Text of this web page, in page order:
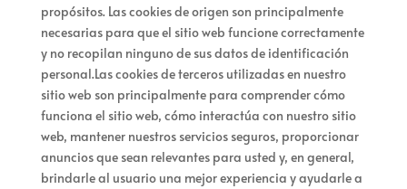
propósitos. Las cookies de origen son principalmente
necesarias para que el sitio web funcione correctamente
y no recopilan ninguno de sus datos de identificación
personal.Las cookies de terceros utilizadas en nuestro
sitio web son principalmente para comprender cómo
funciona el sitio web, cómo interactúa con nuestro sitio
web, mantener nuestros servicios seguros, proporcionar
anuncios que sean relevantes para usted y, en general,
brindarle al usuario una mejor experiencia y ayudarle a